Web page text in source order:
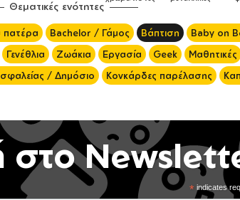
Θεματικές ενότητες
πατέρα Bachelor / Γάμος Βάπτιση Baby on
Γενέθλια Ζωάκια Εργασία Geek Μαθητικές
/ Δημόσιο Κονκάρδες παρέλασης
*indicates